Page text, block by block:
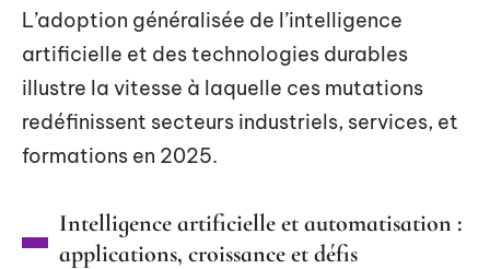
L’adoption généralisée de l’intelligence
artificielle et des technologies durables
illustre la vitesse à laquelle ces mutations
redéfinissent secteurs industriels, services, et
formations en 2025.
Intelligence artificielle et automatisation :
applications, croissance et défis